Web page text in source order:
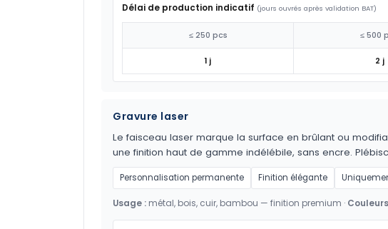
Délai de production indicatif (jours ouvrés après validation BAT)
≤ 250 pcs ≤ 500
1 j 2 j
Gravure laser
Le faisceau laser marque la surface en brûlant ou
une finition haut de gamme indélébile, sans encre.
Personnalisation permanente Finition élégante
Usage : métal, bois, cuir, bambou — finition premium ·